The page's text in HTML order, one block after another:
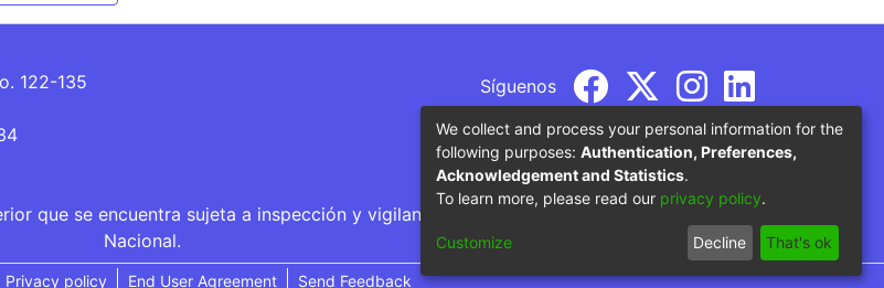
122-135
Síguenos
que se encuentra sujeta a inspección y vigilancia por parte del Ministerio de Educación
Nacional.
Privacy policy End User Agreement Send Feedback
We collect and process your personal information for the
following purposes: Authentication, Preferences,
Acknowledgement and Statistics.
To learn more, please read our privacy policy.
Customize Decline That's ok